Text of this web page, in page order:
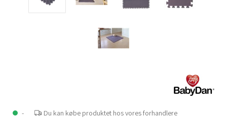
- Du kan købe produktet hos vores forhandlere